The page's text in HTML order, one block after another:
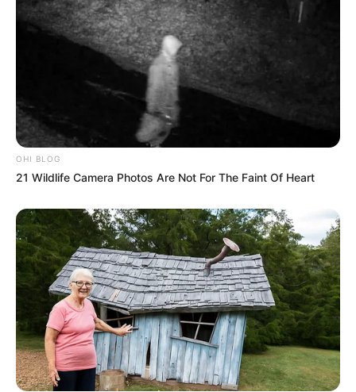
OHI BLOG
21 Wildlife Camera Photos Are Not For The Faint Of Heart